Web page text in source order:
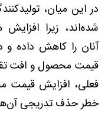
در این میان،
شده‌اند، زیرا
آنان را کاهش داده و
قیمت محصول و افت
فعلی، افزایش قیمت
خطر حذف تدریجی آن‌ها